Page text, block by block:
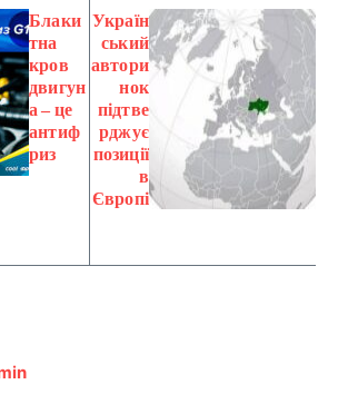
Блаки
тна
кров
двигун
а ‒ це
антиф
риз
Україн
ський
автори
нок
підтве
рджує
позиції
в
Європі